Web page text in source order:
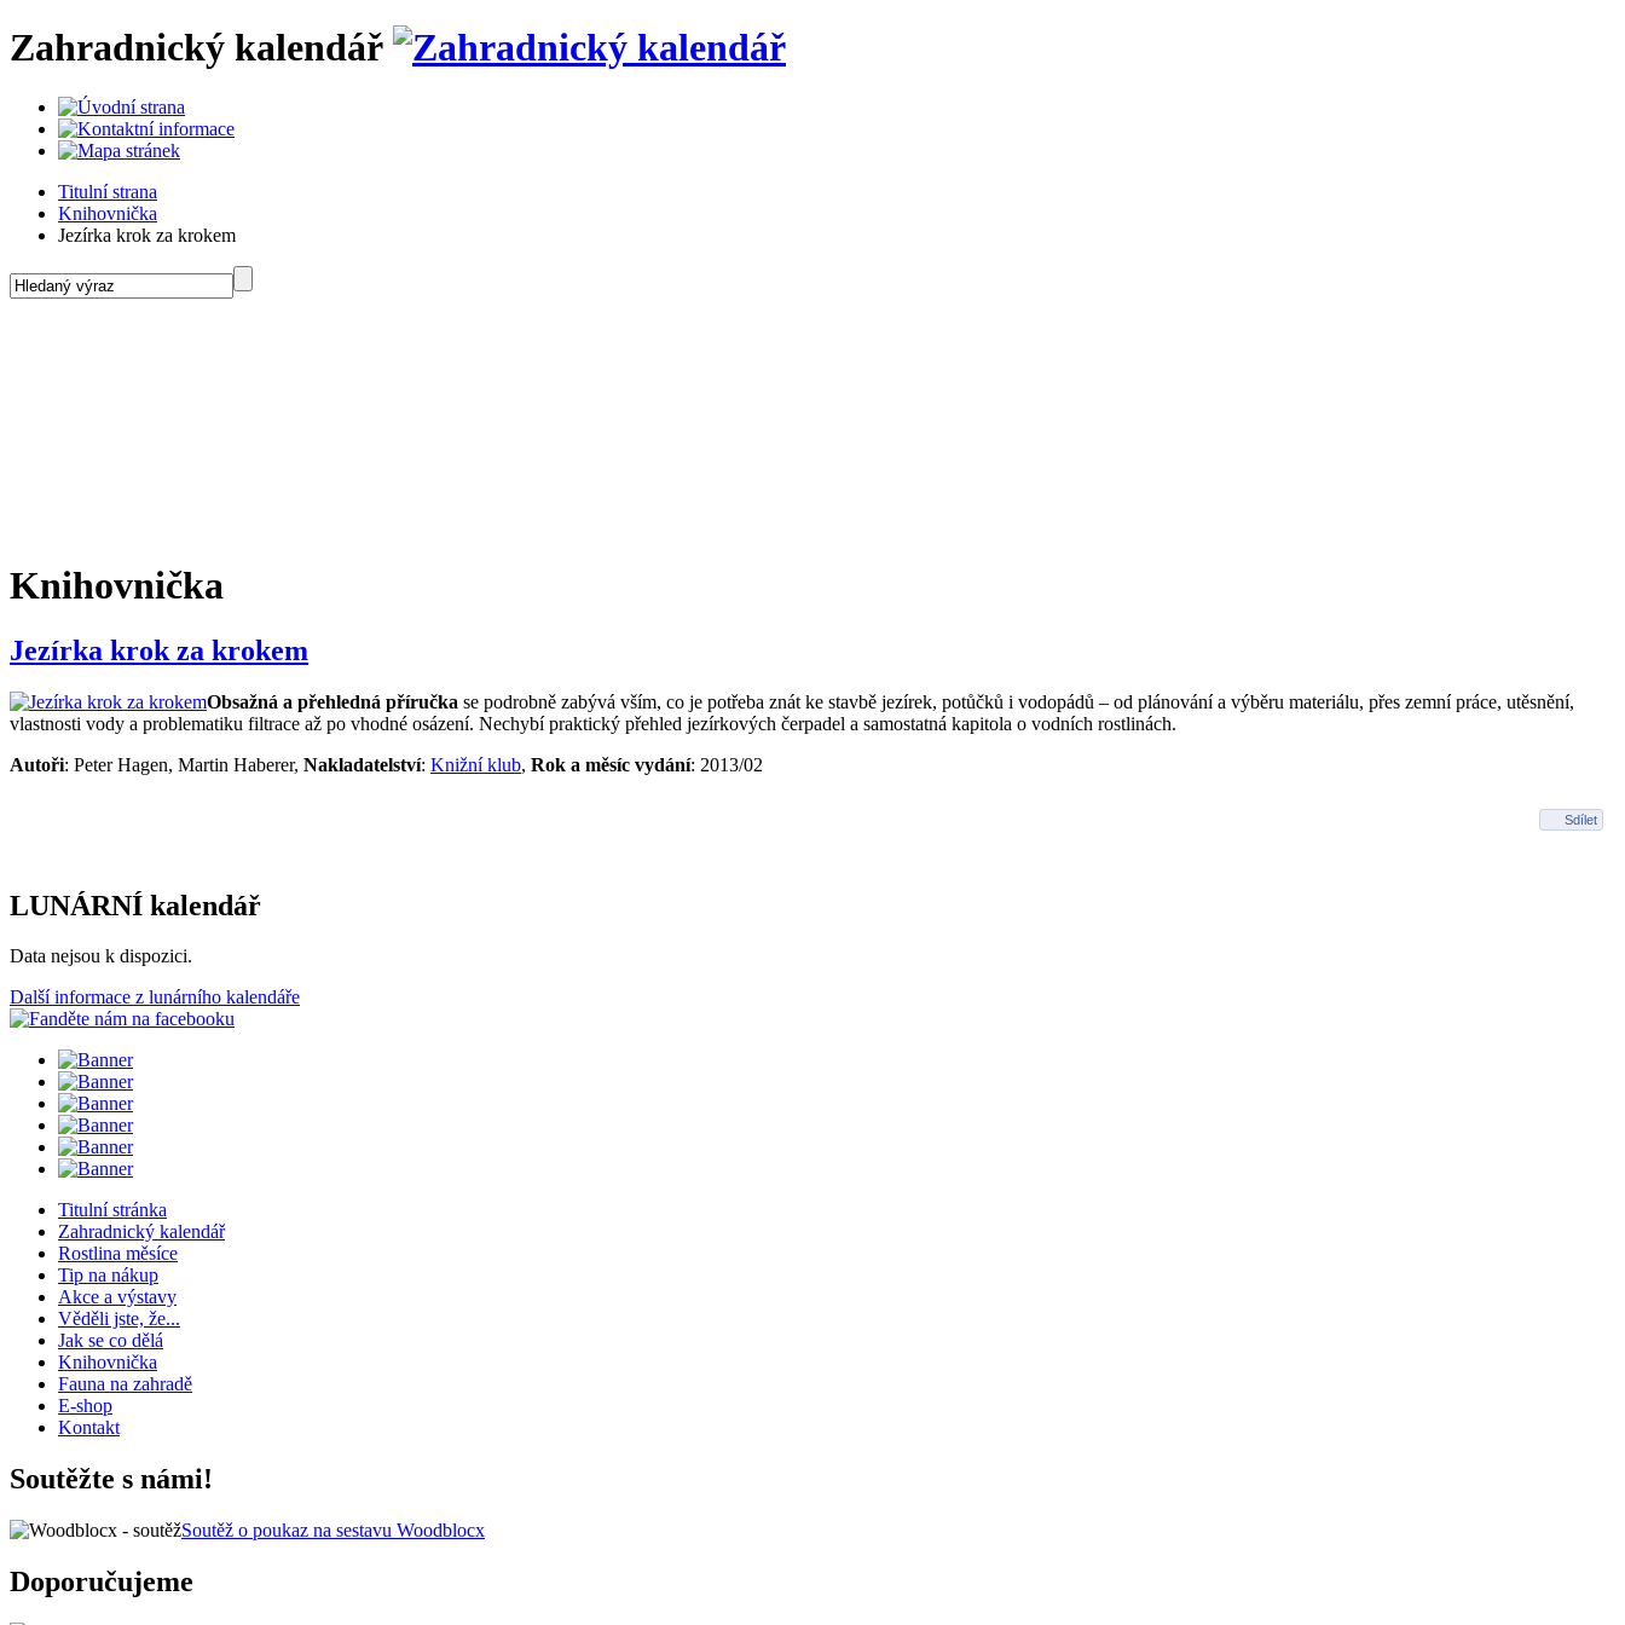
Zahradnický kalendář
Titulní strana
Knihovnička
Jezírka krok za krokem
Knihovnička
Jezírka krok za krokem
Obsažná a přehledná příručka se podrobně zabývá vším, co je potřeba znát ke stavbě jezírek, potůčků i vodopádů – od plánování a výběru materiálu, přes zemní práce, utěsnění,
vlastnosti vody a problematiku filtrace až po vhodné osázení. Nechybí praktický přehled jezírkových čerpadel a samostatná kapitola o vodních rostlinách.
Autoři: Peter Hagen, Martin Haberer, Nakladatelství: Knižní klub, Rok a měsíc vydání: 2013/02
Sdílet
LUNÁRNÍ kalendář
Data nejsou k dispozici.
Další informace z lunárního kalendáře
Titulní stránka
Zahradnický kalendář
Rostlina měsíce
Tip na nákup
Akce a výstavy
Věděli jste, že...
Jak se co dělá
Knihovnička
Fauna na zahradě
E-shop
Kontakt
Soutěžte s námi!
Soutěž o poukaz na sestavu Woodblocx
Doporučujeme